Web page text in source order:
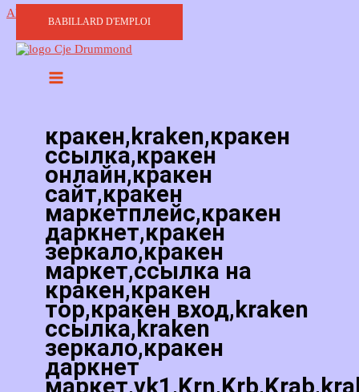
Aller au contenu
BABILLARD D'EMPLOI
кракен,kraken,кракен
ссылка,кракен
онлайн,кракен
сайт,кракен
маркетплейс,кракен
даркнет,кракен
зеркало,кракен
маркет,ссылка на
кракен,кракен
тор,кракен вход,kraken
ссылка,kraken
зеркало,кракен
даркнет